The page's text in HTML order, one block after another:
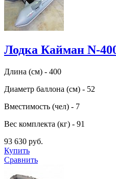
Лодка Кайман N-
Длина (см) - 400
Диаметр баллона (см) - 52
Вместимость (чел) - 7
Вес комплекта (кг) - 91
93 630 руб.
Купить
Сравнить